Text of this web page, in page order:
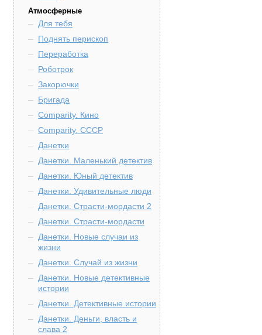
Атмосферные
Для тебя
Поднять перископ
Переработка
Роботрок
Закорючки
Бригада
Comparity. Кино
Comparity. СССР
Данетки
Данетки. Маленький детектив
Данетки. Юный детектив
Данетки. Удивительные люди
Данетки. Страсти-мордасти 2
Данетки. Страсти-мордасти
Данетки. Новые случаи из
жизни
Данетки. Случай из жизни
Данетки. Новые детективные
истории
Данетки. Детективные истории
Данетки. Деньги, власть и
слава 2